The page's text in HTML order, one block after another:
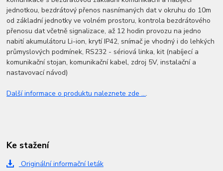
jednotkou, bezdrátový přenos nasnímaných dat v okruhu do 10m
od základní jednotky ve volném prostoru, kontrola bezdrátového
přenosu dat včetně signalizace, až 12 hodin provozu na jedno
nabití akumulátoru Li-ion, krytí IP42, snímač je vhodný i do lehkých
průmyslových podmínek, RS232 - sériová linka, kit (nabíjecí a
komunikační stojan, komunikační kabel, zdroj 5V, instalační a
nastavovací návod)
Další informace o produktu naleznete zde ....
Ke stažení
Originální informační leták